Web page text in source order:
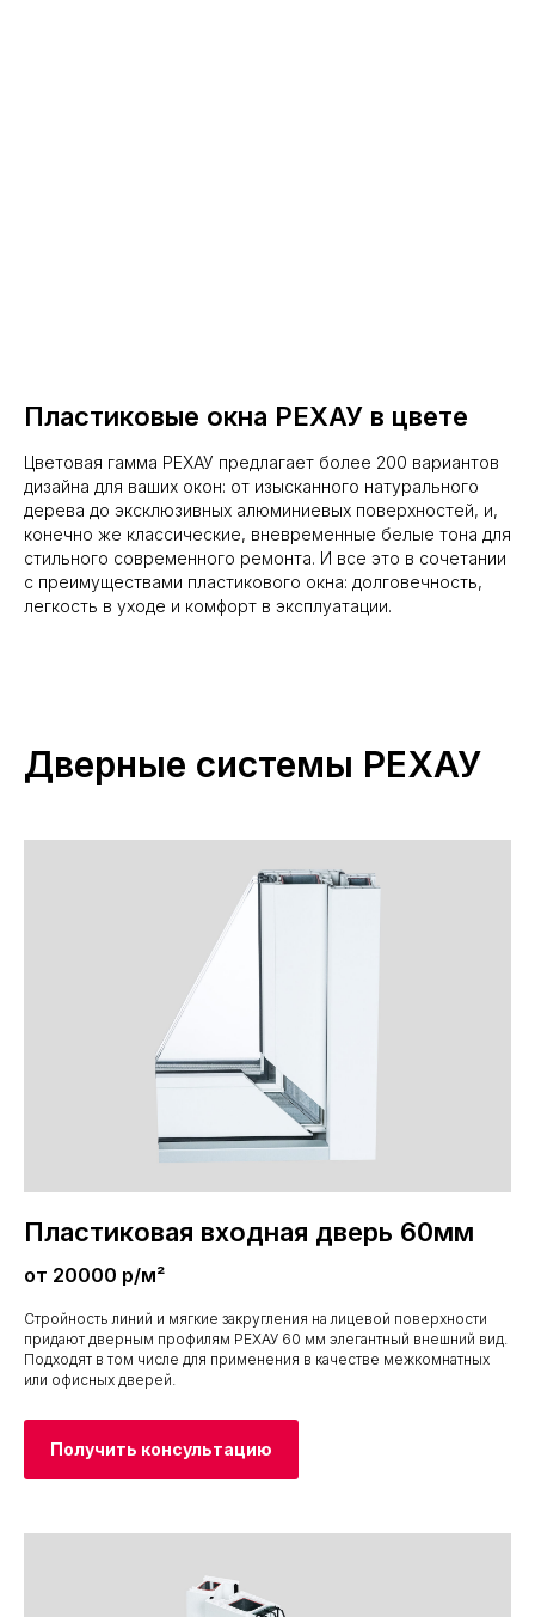
Пластиковые окна РЕХАУ в цвете
Цветовая гамма РЕХАУ предлагает более 200 вариантов
дизайна для ваших окон: от изысканного натурального
дерева до эксклюзивных алюминиевых поверхностей, и,
конечно же классические, вневременные белые тона для
стильного современного ремонта. И все это в сочетании
с преимуществами пластикового окна: долговечность,
легкость в уходе и комфорт в эксплуатации.
Дверные системы РЕХАУ
Пластиковая входная дверь 60мм
от 20000 р/м²
Стройность линий и мягкие закругления на лицевой поверхности
придают дверным профилям РЕХАУ 60 мм элегантный внешний вид.
Подходят в том числе для применения в качестве межкомнатных
или офисных дверей.
Получить консультацию